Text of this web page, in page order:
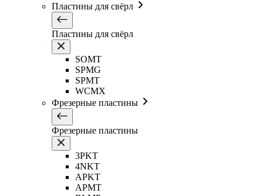
Пластины для свёрл
Пластины для свёрл
SOMT
SPMG
SPMT
WCMX
Фрезерные пластины
Фрезерные пластины
3PKT
4NKT
APKT
APMT